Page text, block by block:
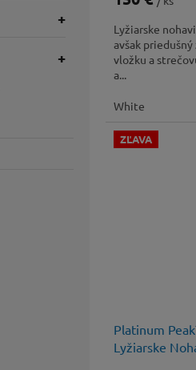
Lyžiarske
avšak
vložku a
a...
White
ZĽAVA
Platinum
Lyžiarske